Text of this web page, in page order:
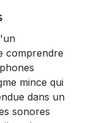
comprendre
mince qui
dans un
sonores